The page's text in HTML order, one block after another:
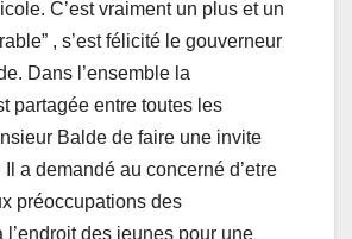
C’est vraiment un plus et un
, s’est félicité le gouverneur
Dans l’ensemble la
partagée entre toutes les
Balde de faire une invite
a demandé au concerné d’etre
préoccupations des
l’endroit des jeunes pour une